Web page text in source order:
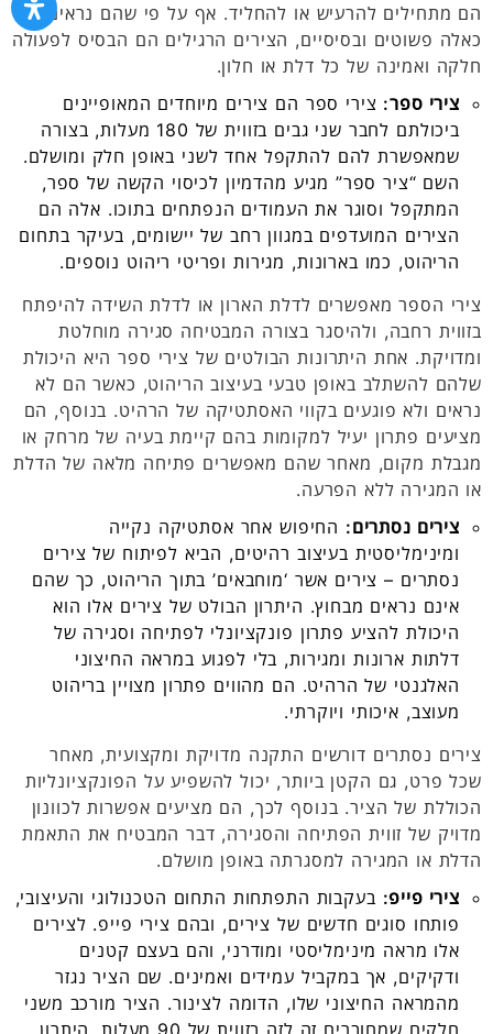
הם מתחילים להרעיש או להחליד. אף על פי שהם נראים
כאלה פשוטים ובסיסיים, הצירים הרגילים הם הבסיס לפעולה
חלקה ואמינה של כל דלת או חלון.
צירי ספר: צירי ספר הם צירים מיוחדים המאופיינים
ביכולתם לחבר שני גבים בזווית של 180 מעלות, בצורה
שמאפשרת להם להתקפל אחד לשני באופן חלק ומושלם.
השם “ציר ספר” מגיע מהדמיון לכיסוי הקשה של ספר,
המתקפל וסוגר את העמודים הנפתחים בתוכו. אלה הם
הצירים המועדפים במגוון רחב של יישומים, בעיקר בתחום
הריהוט, כמו בארונות, מגירות ופריטי ריהוט נוספים.
צירי הספר מאפשרים לדלת הארון או לדלת השידה להיפתח
בזווית רחבה, ולהיסגר בצורה המבטיחה סגירה מוחלטת
ומדויקת. אחת היתרונות הבולטים של צירי ספר היא היכולת
שלהם להשתלב באופן טבעי בעיצוב הריהוט, כאשר הם לא
נראים ולא פוגעים בקווי האסתטיקה של הרהיט. בנוסף, הם
מציעים פתרון יעיל למקומות בהם קיימת בעיה של מרחק או
מגבלת מקום, מאחר שהם מאפשרים פתיחה מלאה של הדלת
או המגירה ללא הפרעה.
צירים נסתרים: החיפוש אחר אסתטיקה נקייה
ומינימליסטית בעיצוב רהיטים, הביא לפיתוח של צירים
נסתרים – צירים אשר ‘מוחבאים’ בתוך הריהוט, כך שהם
אינם נראים מבחוץ. היתרון הבולט של צירים אלו הוא
היכולת להציע פתרון פונקציונלי לפתיחה וסגירה של
דלתות ארונות ומגירות, בלי לפגוע במראה החיצוני
האלגנטי של הרהיט. הם מהווים פתרון מצויין בריהוט
מעוצב, איכותי ויוקרתי.
צירים נסתרים דורשים התקנה מדויקת ומקצועית, מאחר
שכל פרט, גם הקטן ביותר, יכול להשפיע על הפונקציונליות
הכוללת של הציר. בנוסף לכך, הם מציעים אפשרות לכוונון
מדויק של זווית הפתיחה והסגירה, דבר המבטיח את התאמת
הדלת או המגירה למסגרתה באופן מושלם.
צירי פייפ: בעקבות התפתחות התחום הטכנולוגי והעיצובי,
פותחו סוגים חדשים של צירים, ובהם צירי פייפ. לצירים
אלו מראה מינימליסטי ומודרני, והם בעצם קטנים
ודקיקים, אך במקביל עמידים ואמינים. שם הציר נגזר
מהמראה החיצוני שלו, הדומה לצינור. הציר מורכב משני
חלקים שמחוברים זה לזה בזווית של 90 מעלות. היתרון